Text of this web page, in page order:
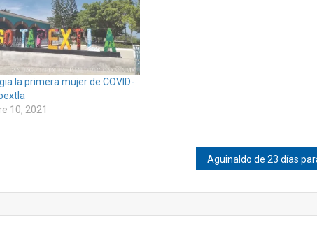
la primera mujer de COVID-
10, 2021